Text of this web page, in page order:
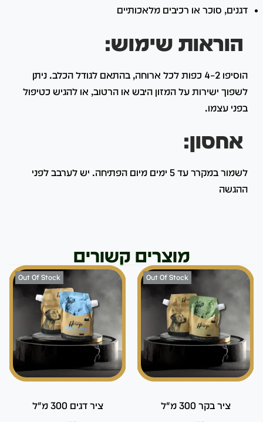
דגנים, סוכר או רכיבים מלאכותיים
הוראות שימוש:
הוסיפו 2–4 כפות לכל ארוחה, בהתאם לגודל הכלב. ניתן
לשפוך ישירות על המזון היבש או הרטוב, או להגיש כטיפול
בפני עצמו.
אחסון:
לשמור במקרר עד 5 ימים מיום הפתיחה. יש לערבב לפני
ההגשה
מוצרים קשורים
Out Of Stock
ציר בקר 300 מ"ל
Out Of Stock
ציר דגים 300 מ"ל